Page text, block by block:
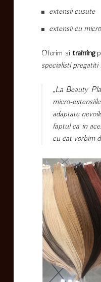
extensii cusute
extensii cu
Oferim si training
specialisti
„La Beauty
micro-
adaptate
faptul ca in
cu cat vorbim